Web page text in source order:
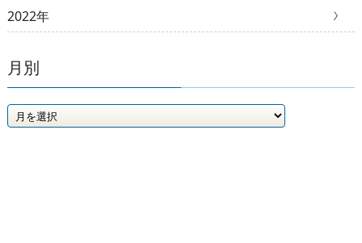
2022年
月別